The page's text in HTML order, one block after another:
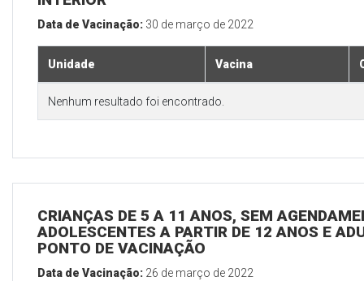
Data de Vacinação: 30 de março de 2022
Unidade Vacina
Nenhum resultado foi encontrado.
CRIANÇAS DE 5 A 11 ANOS, SEM
ADOLESCENTES A PARTIR DE 12 ANOS E
PONTO DE VACINAÇÃO
Data de Vacinação: 26 de março de 2022